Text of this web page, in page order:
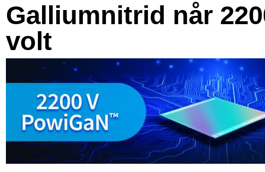
Galliumnitrid når
volt